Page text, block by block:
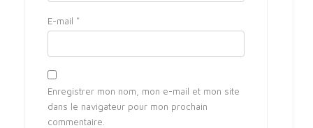
E-mail *
Enregistrer mon nom, mon e-mail et mon site
dans le navigateur pour mon prochain
commentaire.